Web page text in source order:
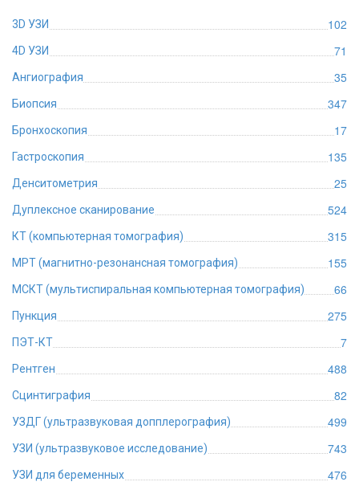
3D УЗИ 102
4D УЗИ 71
Ангиография 35
Биопсия 347
Бронхоскопия 17
Гастроскопия 135
Денситометрия 25
Дуплексное сканирование 524
КТ (компьютерная томография) 315
МРТ (магнитно-резонансная томография) 155
МСКТ (мультиспиральная компьютерная томография) 66
Пункция 275
ПЭТ-КТ 7
Рентген 488
Сцинтиграфия 82
УЗДГ (ультразвуковая допплерография) 499
УЗИ (ультразвуковое исследование) 743
УЗИ для беременных 476